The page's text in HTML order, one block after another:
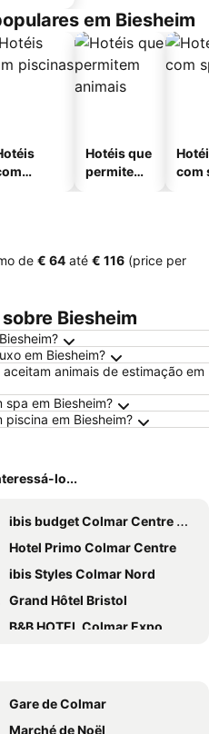
em Biesheim
Hotéis que
permitem
com
de ‎€ 64 até ‎€ 116 (price per
Biesheim
em Biesheim?
animais de estimação em
spa em Biesheim?
piscina em Biesheim?
lo...
ibis budget Colmar Centre Ville
Hotel Primo Colmar Centre
ibis Styles Colmar Nord
Grand Hôtel Bristol
B&B HOTEL Colmar Expo
L'Esquisse Hotel & Spa Colmar - MGallery Collection
Gare de Colmar
Marché de Noël